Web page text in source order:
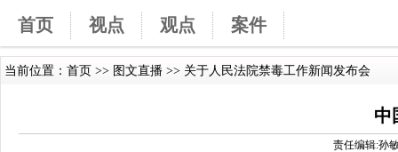
首页 视点 观点 案件
当前位置： 首页 >> 图文直播 >> 关于人民法院禁毒工作新闻发布会
中
责任编辑:孙